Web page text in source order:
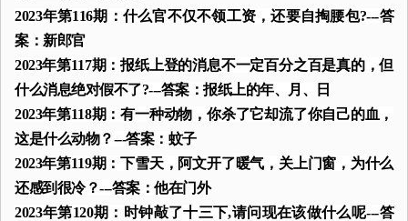
2023年第116期：什么官不仅不领工资，还要自掏腰包?---答
案：新郎官
2023年第117期：报纸上登的消息不一定百分之百是真的，但
什么消息绝对假不了?---答案：报纸上的年、月、日
2023年第118期：有一种动物，你杀了它却流了你自己的血，
这是什么动物？---答案：蚊子
2023年第119期：下雪天，阿文开了暖气，关上门窗，为什么
还感到很冷？---答案：他在门外
2023年第120期：时钟敲了十三下,请问现在该做什么呢---答